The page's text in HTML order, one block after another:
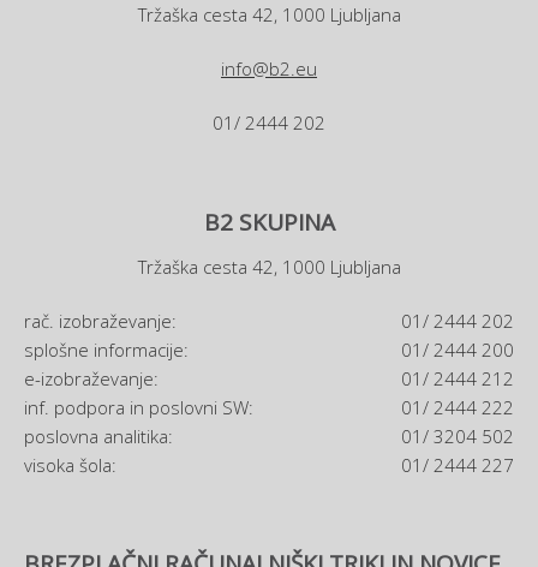
Tržaška cesta 42, 1000 Ljubljana
info@b2.eu
01/ 2444 202
B2 SKUPINA
Tržaška cesta 42, 1000 Ljubljana
rač. izobraževanje:
01/ 2444 202
splošne informacije:
01/ 2444 200
e-izobraževanje:
01/ 2444 212
inf. podpora in poslovni SW:
01/ 2444 222
poslovna analitika:
01/ 3204 502
visoka šola:
01/ 2444 227